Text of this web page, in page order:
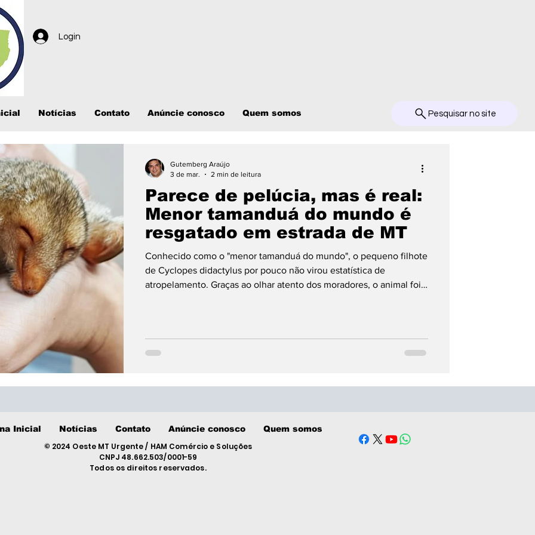
Login
Notícias Contato Anúncie conosco Quem somos Pesquisar no site
Parece de pelúcia, mas é real:
Menor tamanduá do mundo é
resgatado em estrada de MT
Conhecido como o "menor tamanduá do mundo", o pequeno filhote
de Cyclopes didactylus por pouco não virou estatística de
atropelamento. Graças ao olhar atento dos moradores, o animal foi
Gutemberg Araújo
3 de mar.
2 min de leitura
Inicial Notícias Contato Anúncie conosco Quem somos
© 2024 Oeste MT Urgente / HAM Comércio e Soluções
CNPJ 48.662.503/0001-59
Todos os direitos reservados.